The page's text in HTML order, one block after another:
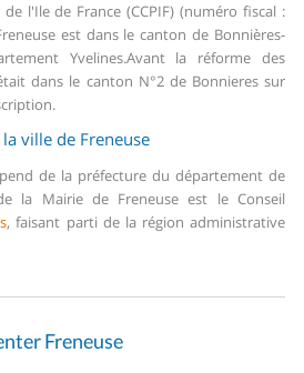
l'Ile de France (CCPIF) (numéro fiscal :
est dans le canton de Bonnières-
Yvelines.Avant la réforme des
dans le canton N°2 de Bonnieres sur
ville de Freneuse
de la préfecture du département de
la Mairie de Freneuse est le Conseil
, faisant parti de la région administrative
Freneuse